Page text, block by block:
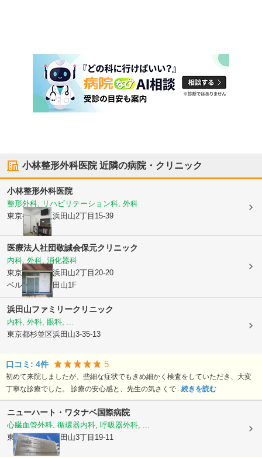
小林整形外科医院近隣の病院・クリニック
小林整形外科医院
整形外科, リハビリテーション科, 外科
東京都杉並区浜田山2丁目15-39
医療法人社団敬誠会保元クリニック
内科, 外科, 消化器科
東京都杉並区浜田山2丁目20-20
ベルメゾン浜田山1F
浜田山ファミリークリニック
内科, 外科, 眼科, ...
東京都杉並区浜田山3-35-13
口コミ: 4件 5
初めて来院しましたが、些細な症状でもきめ細かく検査をしていただき、大変
丁寧な診療でした。 診療の安心感と、先生の気さくで...続きを読む
ニューハート・ワタナベ国際病院
心臓血管外科, 循環器内科, 呼吸器外科, ...
東京都杉並区
浜田山3丁目19-11